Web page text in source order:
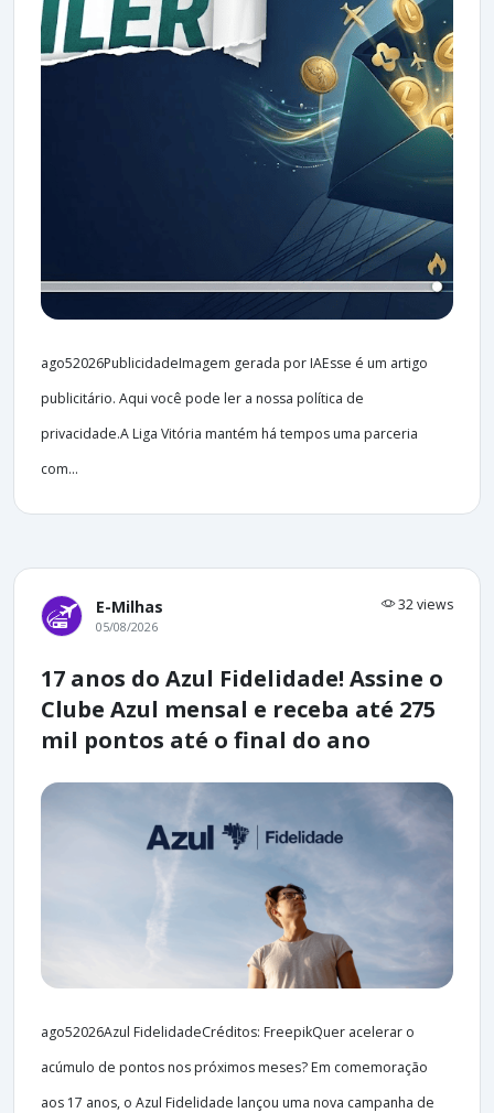
ago52026PublicidadeImagem gerada por IAEsse é um artigo
publicitário. Aqui você pode ler a nossa política de
privacidade.A Liga Vitória mantém há tempos uma parceria
com...
E-Milhas 32 views
05/08/2026
17 anos do Azul Fidelidade! Assine o
Clube Azul mensal e receba até 275
mil pontos até o final do ano
ago52026Azul FidelidadeCréditos: FreepikQuer acelerar o
acúmulo de pontos nos próximos meses? Em comemoração
aos 17 anos, o Azul Fidelidade lançou uma nova campanha de